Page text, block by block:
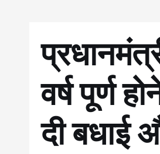
वर्ष पूर्ण
दी बधाई